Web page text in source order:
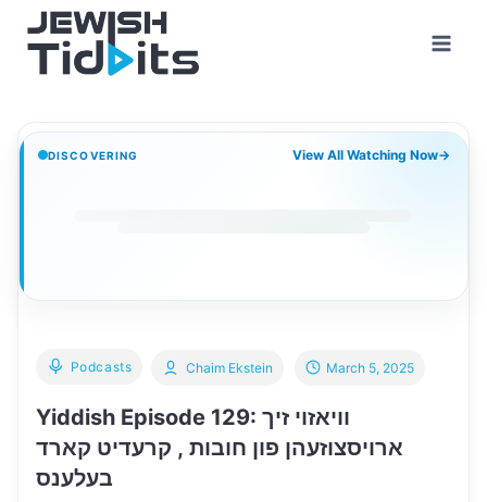
content
DISCOVERING View All Watching Now→
Podcasts
Yiddish Episode 129: וויאזוי זיך
ארויסצוזעהן פון חובות , קרעדיט קארד
בעלענס
Chaim Ekstein March 5, 2025